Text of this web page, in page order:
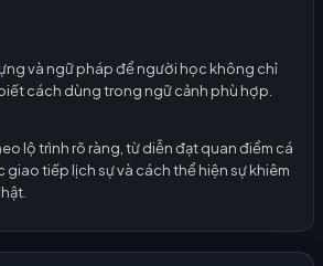
và ngữ pháp để người học không chỉ
cách dùng trong ngữ cảnh phù hợp.
lộ trình rõ ràng, từ diễn đạt quan điểm cá
giao tiếp lịch sự và cách thể hiện sự khiêm